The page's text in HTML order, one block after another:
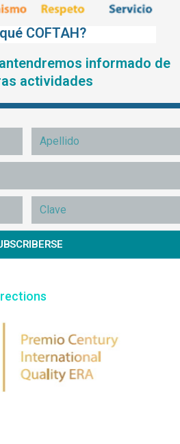
COFTAH?
informado de
actividades